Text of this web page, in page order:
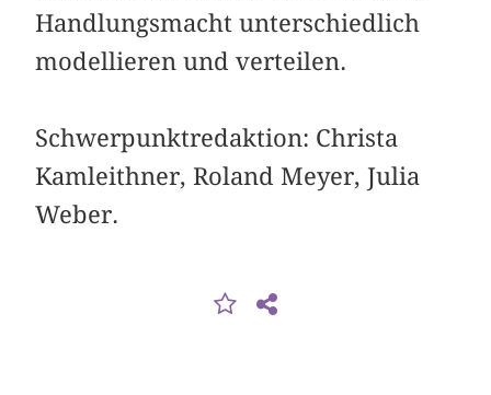
Handlungsmacht unterschiedlich
modellieren und verteilen.
Schwerpunktredaktion: Christa
Kamleithner, Roland Meyer, Julia
Weber.